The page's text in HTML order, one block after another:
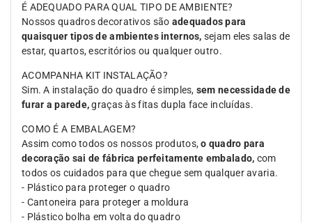
É ADEQUADO PARA QUAL TIPO DE AMBIENTE?
Nossos quadros decorativos são adequados para
quaisquer tipos de ambientes internos, sejam eles salas de
estar, quartos, escritórios ou qualquer outro.
ACOMPANHA KIT INSTALAÇÃO?
Sim. A instalação do quadro é simples, sem necessidade de
furar a parede,graças às fitas dupla face incluídas.
COMO É A EMBALAGEM?
Assim como todos os nossos produtos,o quadro para
decoração sai de fábrica perfeitamente embalado, com
todos os cuidados para que chegue sem qualquer avaria.
- Plástico para proteger o quadro
- Cantoneira para proteger a moldura
- Plástico bolha em volta do quadro